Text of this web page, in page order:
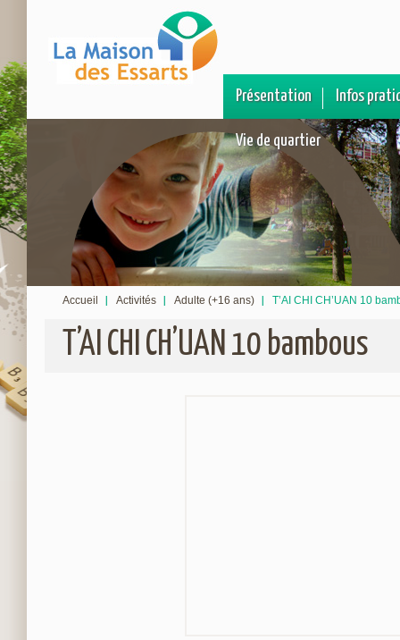
Présentation Infos
Vie de quartier
Accueil Activités Adulte (+16 ans) T’AI CHI CH’UAN 10
T’AI CHI CH’UAN 10 bambous